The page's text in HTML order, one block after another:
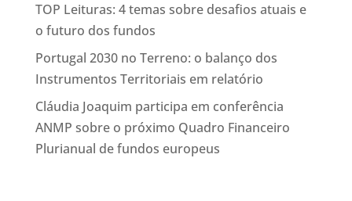
TOP Leituras: 4 temas sobre desafios atuais e
o futuro dos fundos
Portugal 2030 no Terreno: o balanço dos
Instrumentos Territoriais em relatório
Cláudia Joaquim participa em conferência
ANMP sobre o próximo Quadro Financeiro
Plurianual de fundos europeus